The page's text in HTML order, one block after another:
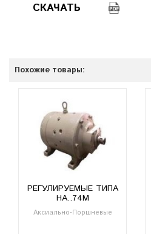
СКАЧАТЬ
Похожие товары:
РЕГУЛИРУЕМЫЕ ТИПА
НА..74М
Аксиально-Поршневые